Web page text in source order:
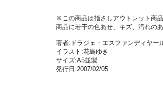
※この商品は指さしアウトレット商品
商品に若干の色あせ、キズ、汚れの
著者:ドラジェ・エスファンディヤ
イラスト:花島ゆき
サイズ:A5並製
発行日:2007/02/05